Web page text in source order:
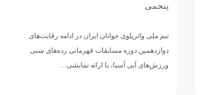
پنجمی
تیم ملی واترپلوی جوانان ایران در ادامه رقابت‌های
دوازدهمین دوره مسابقات قهرمانی رده‌های سنی
ورزش‌های آبی آسیا، با ارائه نمایشی…